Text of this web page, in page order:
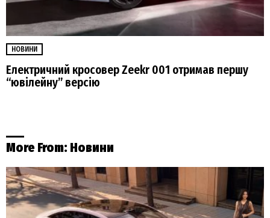
НОВИНИ
Електричний кросовер Zeekr 001 отримав першу
“ювілейну” версію
More From: Новини